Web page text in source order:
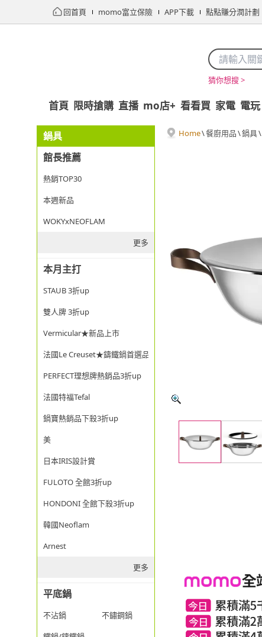
回首頁 momo富立保險 APP下載 點點賺分潤計劃
猜你想搜 >
首頁 限時搶購 直播 mo店+ 看看買 家電 電玩
鍋具
館長推薦
熱銷TOP30
本週新品
WOKYxNEOFLAM
更多
本月主打
STAUB 3折up
雙人牌 3折up
Vermicular★新品上市
法國Le Creuset★鑄鐵鍋首選品牌
PERFECT理想牌熱銷品3折up
法國特福Tefal
鍋寶熱銷品下殺3折up
美
日本IRIS設計賞
FULOTO 全館3折up
HONDONI 全館下殺3折up
韓國Neoflam
Arnest
更多
平底鍋
不沾鍋
不鏽鋼鍋
Home\餐廚用品\鍋具\